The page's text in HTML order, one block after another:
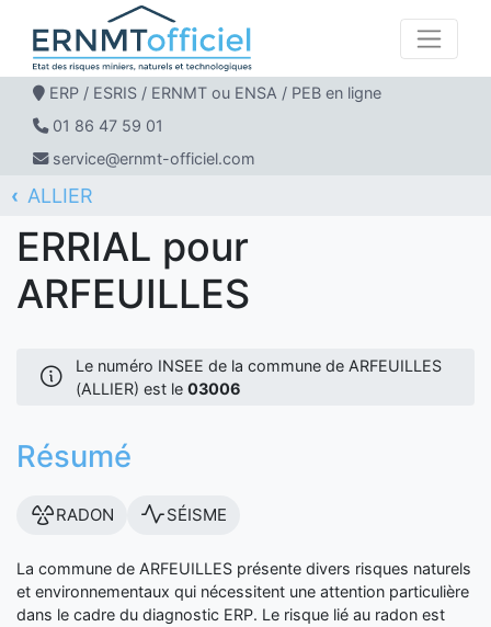
ERP / ESRIS / ERNMT ou ENSA / PEB en ligne
01 86 47 59 01
service@ernmt-officiel.com
ERNMT Officiel
ERRIAL
ALLIER
ARFEUILLES
ERRIAL pour
ARFEUILLES
Le numéro INSEE de la commune de ARFEUILLES
(ALLIER) est le 03006
Résumé
RADON SÉISME
La commune de ARFEUILLES présente divers risques naturels
et environnementaux qui nécessitent une attention particulière
dans le cadre du diagnostic ERP. Le risque lié au radon est